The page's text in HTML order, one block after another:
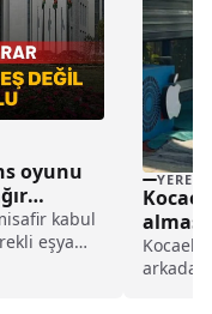
oyunu
kabul
eşya
YEREL